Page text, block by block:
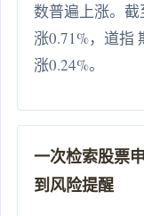
数普遍上涨。
涨0.71%，道指
涨0.24%。
一次检索股票
到风险提醒